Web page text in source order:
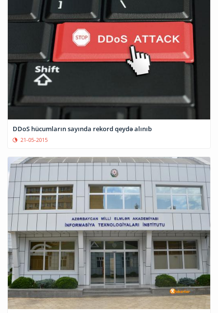
DDoS hücumların sayında rekord qeydə alınıb
21-05-2015